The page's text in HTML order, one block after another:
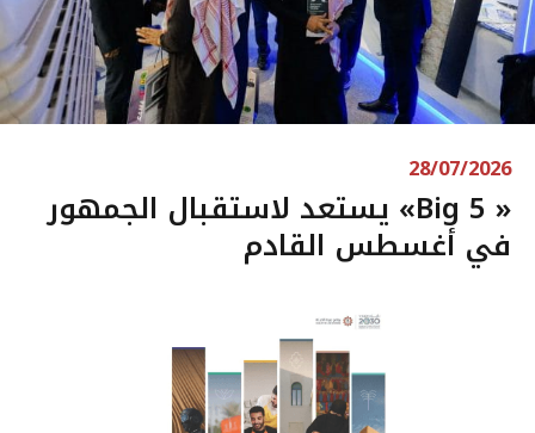
28/07/2026
« Big 5» يستعد لاستقبال الجمهور
في أغسطس القادم